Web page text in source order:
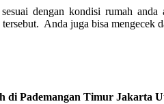
dengan kondisi rumah
Anda juga bisa
di Pademangan Timur Jakarta